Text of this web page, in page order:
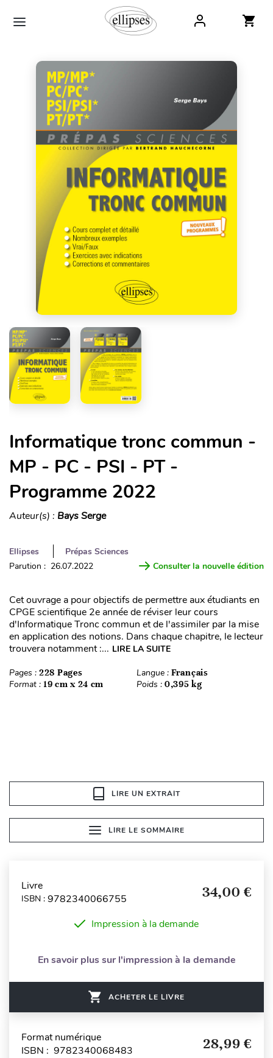
Informatique tronc commun -
MP - PC - PSI - PT -
Programme 2022
Auteur(s) : Bays Serge
Ellipses
Prépas Sciences
Parution : 26.07.2022
Consulter la nouvelle édition
Cet ouvrage a pour objectifs de permettre aux étudiants en
CPGE scientifique 2e année de réviser leur cours
d'Informatique Tronc commun et de l'assimiler par la mise
en application des notions. Dans chaque chapitre, le lecteur
trouvera notamment :... LIRE LA SUITE
Pages : 228 Pages Langue : Français
Format : 19 cm x 24 cm Poids : 0,395 kg
LIRE UN EXTRAIT
LIRE LE SOMMAIRE
Livre
ISBN : 9782340066755 34,00 €
Impression à la demande
En savoir plus sur l'impression à la demande
ACHETER LE LIVRE
Format numérique
ISBN : 9782340068483
28,99 €